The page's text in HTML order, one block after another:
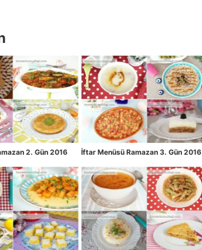
2. Gün 2016 İftar Menüsü Ramazan 3. Gün 2016